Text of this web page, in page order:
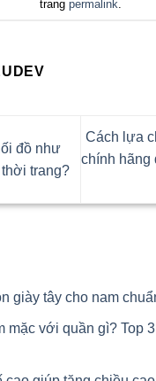
trang permalink
đồ như
trang?
Cách lựa
chính hãng
giày tây cho nam
mặc với quần gì? Top